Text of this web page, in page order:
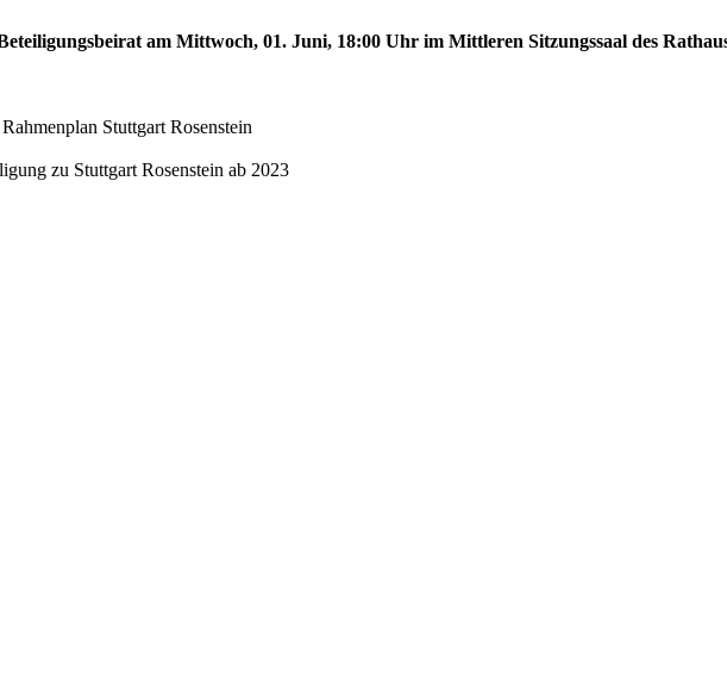
am Mittwoch, 01. Juni, 18:00 Uhr im Mittleren Sitzungssaal des
Stuttgart Rosenstein
zu Stuttgart Rosenstein ab 2023